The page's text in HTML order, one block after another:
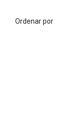
Ordenar por